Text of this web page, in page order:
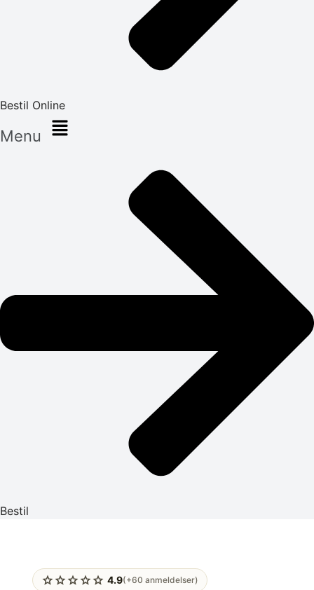
Bestil Online
Menu
Bestil
starstarstarstarstar 4.9(+60 anmeldelser)